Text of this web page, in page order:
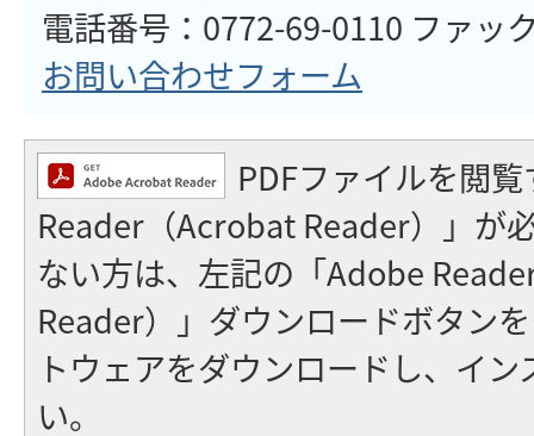
電話番号：0772-69-0110 ファッ
お問い合わせフォーム
PDFファイルを閲
Reader（Acrobat Reader）」が
ない方は、左記の「Adobe
Reader）」ダウンロードボタン
トウェアをダウンロードし、イ
い。